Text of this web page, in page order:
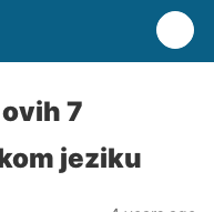
7
jeziku